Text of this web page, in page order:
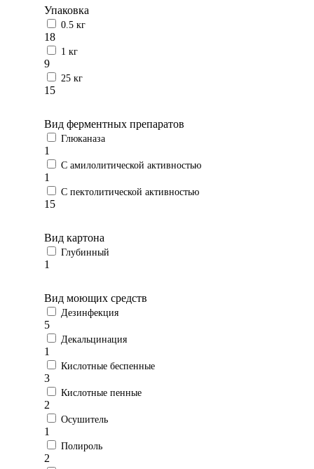
Упаковка
0.5 кг
18
1 кг
9
25 кг
15
Вид ферментных препаратов
Глюканаза
1
С амилолитической активностью
1
С пектолитической активностью
15
Вид картона
Глубинный
1
Вид моющих средств
Дезинфекция
5
Декальцинация
1
Кислотные беспенные
3
Кислотные пенные
2
Осушитель
1
Полироль
2